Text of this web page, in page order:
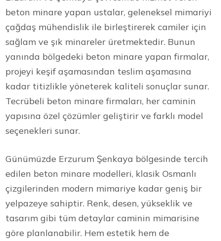
beton minare yapan ustalar, geleneksel mimariyi
çağdaş mühendislik ile birleştirerek camiler için
sağlam ve şık minareler üretmektedir. Bunun
yanında bölgedeki beton minare yapan firmalar,
projeyi keşif aşamasından teslim aşamasına
kadar titizlikle yöneterek kaliteli sonuçlar sunar.
Tecrübeli beton minare firmaları, her caminin
yapısına özel çözümler geliştirir ve farklı model
seçenekleri sunar.
Günümüzde Erzurum Şenkaya bölgesinde tercih
edilen beton minare modelleri, klasik Osmanlı
çizgilerinden modern mimariye kadar geniş bir
yelpazeye sahiptir. Renk, desen, yükseklik ve
tasarım gibi tüm detaylar caminin mimarisine
göre planlanabilir. Hem estetik hem de